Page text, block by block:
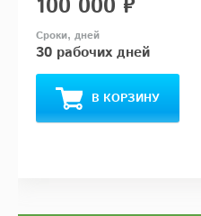
30 рабочих дней
В КОРЗИНУ